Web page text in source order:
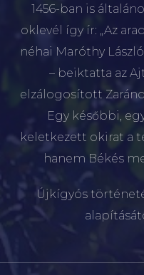
1456-ban is
oklevél így ír: „Az
néhai Maróthy
– beiktatta az
elzálogosított
Egy későbbi,
keletkezett okirat a
hanem Békés
Újkígyós